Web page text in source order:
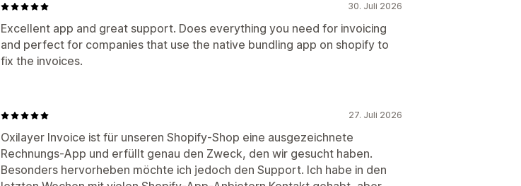
30. Juli 2026
Excellent app and great support. Does everything you need for invoicing
and perfect for companies that use the native bundling app on shopify to
fix the invoices.
27. Juli 2026
Oxilayer Invoice ist für unseren Shopify-Shop eine ausgezeichnete
Rechnungs-App und erfüllt genau den Zweck, den wir gesucht haben.
Besonders hervorheben möchte ich jedoch den Support. Ich habe in den